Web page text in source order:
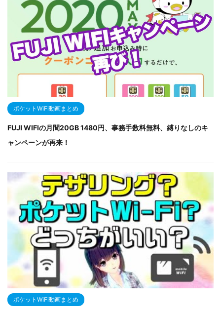
ポケットWiFi動画まとめ
FUJI WIFIの月間20GB 1480円、事務手数料無料、縛りなしのキ
ャンペーンが再来！
ポケットWiFi動画まとめ